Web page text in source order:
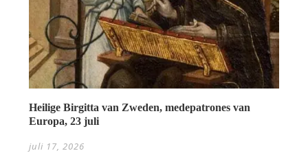
Heilige Birgitta van Zweden, medepatrones van
Europa, 23 juli
juli 17, 2026